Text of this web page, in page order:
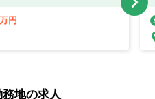
円
務地の求人